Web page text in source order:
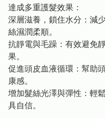
達成多重護髮效果：
深層滋養，鎖住⽔分：減
絲濕潤柔順。
抗靜電與⽑躁：有效避免
果。
促進頭⽪⾎液循環：幫助
康感。
增加髮絲光澤與彈性：輕
具⾃信。